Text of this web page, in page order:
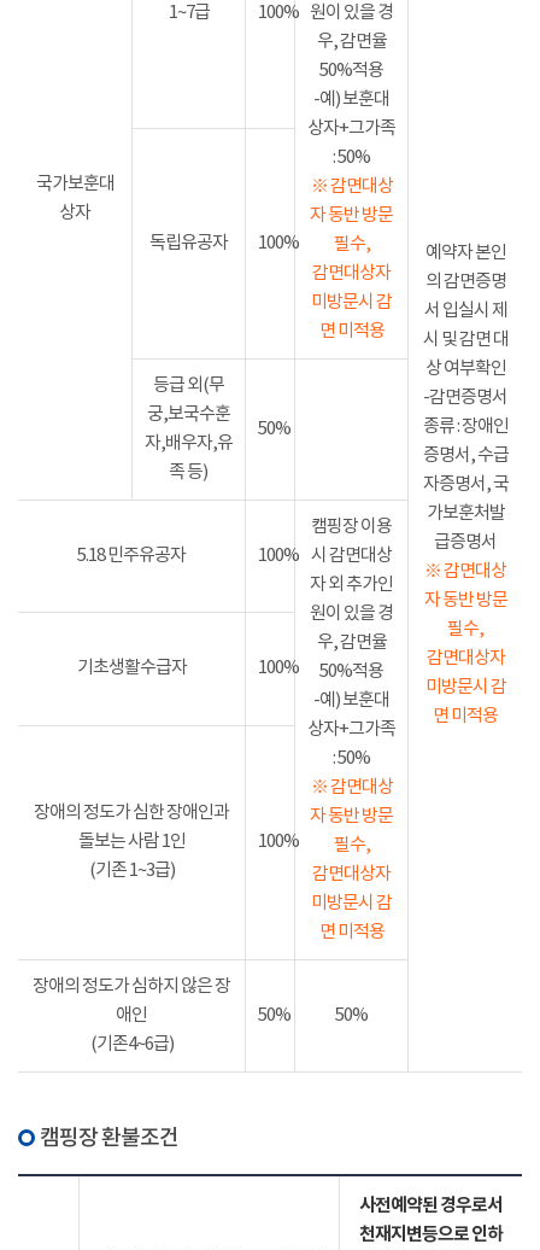
국가보훈대
상자
1~7급 100% 원이 있을 경
우, 감면율
50%적용
-예) 보훈대
상자+그가족
: 50%
※ 감면대상
자 동반 방문
필수,
감면대상자
미방문시 감
면 미적용
예약자 본인
의 감면증명
서 입실시 제
시 및 감면 대
상 여부확인
-감면증명서
종류 : 장애인
증명서, 수급
자증명서, 국
가보훈처발
급증명서
※ 감면대상
자 동반 방문
필수,
감면대상자
미방문시 감
면 미적용
독립유공자 100%
등급 외(무
궁,보국수훈
자,배우자,유
족 등)
50%
5.18 민주유공자 100%
캠핑장 이용
시 감면대상
자 외 추가인
원이 있을 경
우, 감면율
50%적용
-예) 보훈대
상자+그가족
: 50%
※ 감면대상
자 동반 방문
필수,
감면대상자
미방문시 감
면 미적용
기초생활수급자 100%
장애의 정도가 심한 장애인과
돌보는 사람 1인
(기존 1~3급)
100%
장애의 정도가 심하지 않은 장
애인
(기존4~6급)
50% 50%
캠핑장 환불조건
사전예약된 경우로서
천재지변등으로 인하